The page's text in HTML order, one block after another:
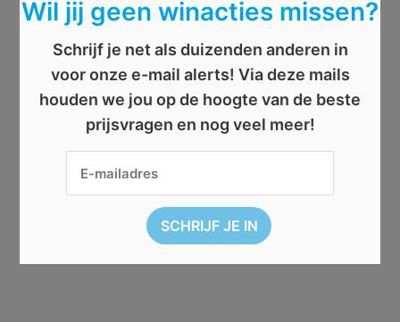
Wil jij geen winacties missen?
Schrijf je net als duizenden anderen in
voor onze e-mail alerts! Via deze mails
houden we jou op de hoogte van de beste
prijsvragen en nog veel meer!